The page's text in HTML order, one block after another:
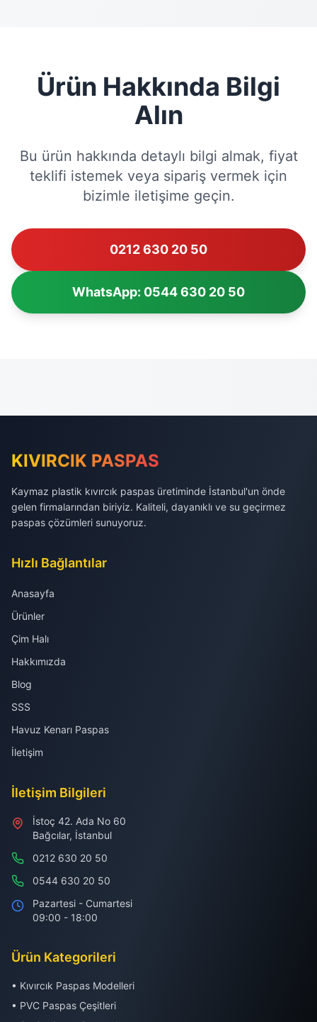
Ürün Hakkında Bilgi
Alın
Bu ürün hakkında detaylı bilgi almak, fiyat
teklifi istemek veya sipariş vermek için
bizimle iletişime geçin.
0212 630 20 50
WhatsApp: 0544 630 20 50
KIVIRCIK PASPAS
Kaymaz plastik kıvırcık paspas üretiminde İstanbul'un önde
gelen firmalarından biriyiz. Kaliteli, dayanıklı ve su geçirmez
paspas çözümleri sunuyoruz.
Hızlı Bağlantılar
Anasayfa
Ürünler
Çim Halı
Hakkımızda
Blog
SSS
Havuz Kenarı Paspas
İletişim
İletişim Bilgileri
İstoç 42. Ada No 60
Bağcılar, İstanbul
0212 630 20 50
0544 630 20 50
Pazartesi - Cumartesi
09:00 - 18:00
Ürün Kategorileri
• Kıvırcık Paspas Modelleri
• PVC Paspas Çeşitleri